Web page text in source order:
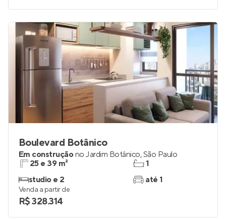
Boulevard Botânico
Em construçãono Jardim Botânico,São Paulo
25 e 39 m²
studio e 2
1
até 1
Venda a partir de
R$ 328.314